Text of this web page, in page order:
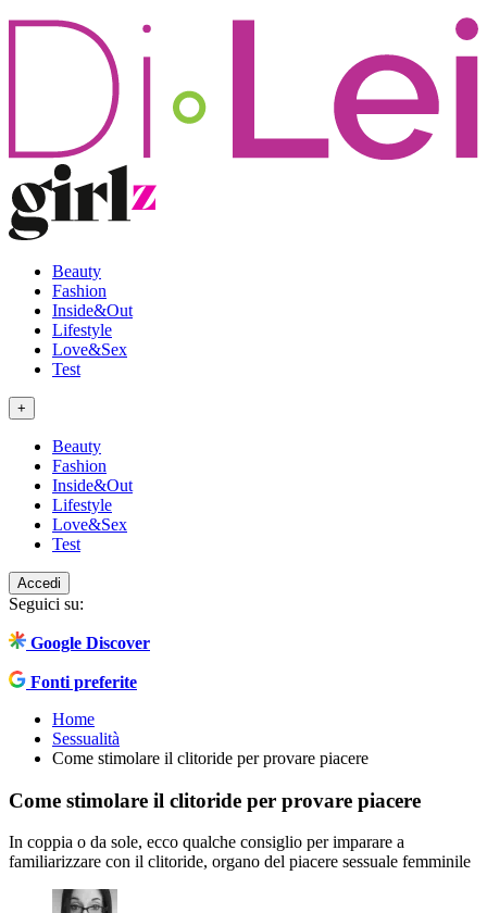
Beauty
Fashion
Inside&Out
Lifestyle
Love&Sex
Test
+
Beauty
Fashion
Inside&Out
Lifestyle
Love&Sex
Test
Accedi
Seguici su:
Google Discover
Fonti preferite
Home
Sessualità
Come stimolare il clitoride per provare piacere
Come stimolare il clitoride per provare piacere
In coppia o da sole, ecco qualche consiglio per imparare a
familiarizzare con il clitoride, organo del piacere sessuale femminile